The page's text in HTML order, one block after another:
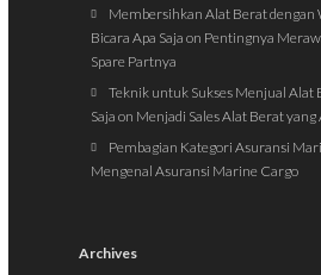
Membersihkan Alat Berat dengan
Bicara Apa Saja on Pentingnya
Spare Partnya
Teknik untuk Sukses Menjual Alat
Saja on Menjadi Sales Alat Berat yang
Pembagian Kategori Asuransi
Mengenal Asuransi Marine Cargo
Archives